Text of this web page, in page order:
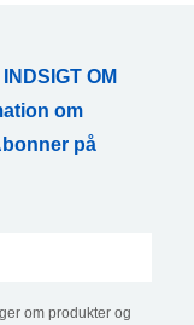
OM
om
på
om produkter og